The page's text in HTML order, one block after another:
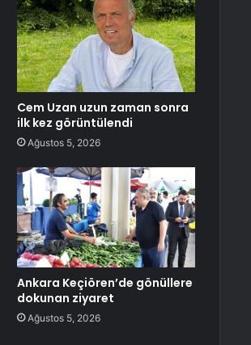
Cem Uzan uzun zaman sonra
ilk kez görüntülendi
Ağustos 5, 2026
Ankara Keçiören’de gönüllere
dokunan ziyaret
Ağustos 5, 2026